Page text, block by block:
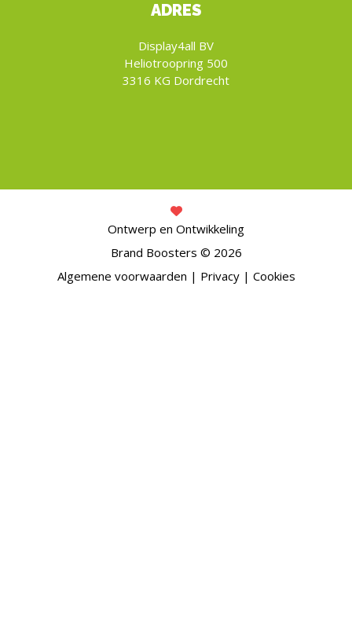
ADRES
Display4all BV
Heliotroopring 500
3316 KG Dordrecht
Ontwerp en Ontwikkeling
Brand Boosters © 2026
Algemene voorwaarden | Privacy | Cookies